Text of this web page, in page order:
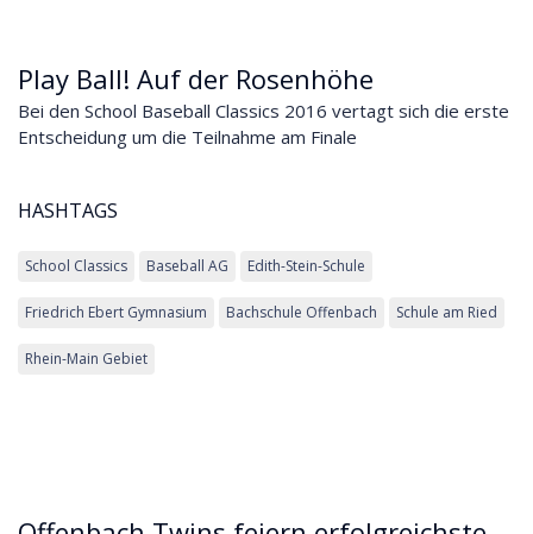
Play Ball! Auf der Rosenhöhe
Bei den School Baseball Classics 2016 vertagt sich die erste
Entscheidung um die Teilnahme am Finale
HASHTAGS
School Classics Baseball AG Edith-Stein-Schule
Friedrich Ebert Gymnasium Bachschule Offenbach Schule am Ried
Rhein-Main Gebiet